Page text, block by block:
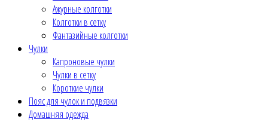
Ажурные колготки
Колготки в сетку
Фантазийные колготки
Чулки
Капроновые чулки
Чулки в сетку
Короткие чулки
Пояс для чулок и подвязки
Домашняя одежда